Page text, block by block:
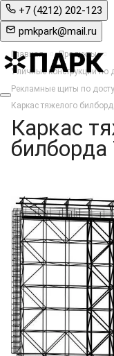
+7 (4212) 202-123
pmkpark@mail.ru
Главная
Продукты
Уличные конструкции по
Рекламные щиты по
Каркас тяжелого
Каркас